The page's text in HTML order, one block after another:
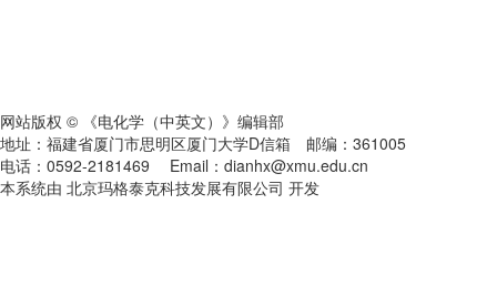
网站版权 © 《电化学（中英文）》编辑部
地址：福建省厦门市思明区厦门大学D信箱 邮编：361005
电话：0592-2181469 Email：dianhx@xmu.edu.cn
本系统由 北京玛格泰克科技发展有限公司 开发